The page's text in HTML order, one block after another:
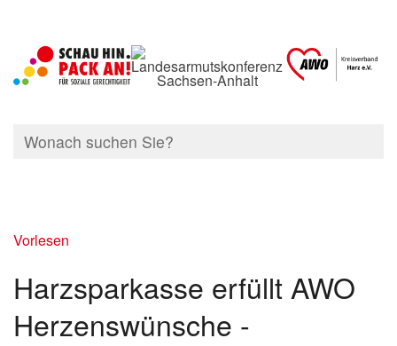
Vorlesen
Harzsparkasse erfüllt AWO
Herzenswünsche -